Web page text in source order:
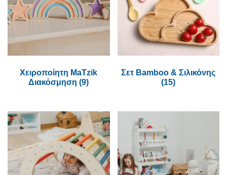
Χειροποίητη MaTzik
Διακόσμηση(9)
Σετ Bamboo & Σιλικόνης
(15)